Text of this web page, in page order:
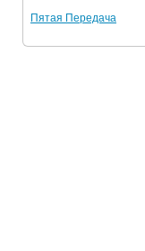
Пятая Передача